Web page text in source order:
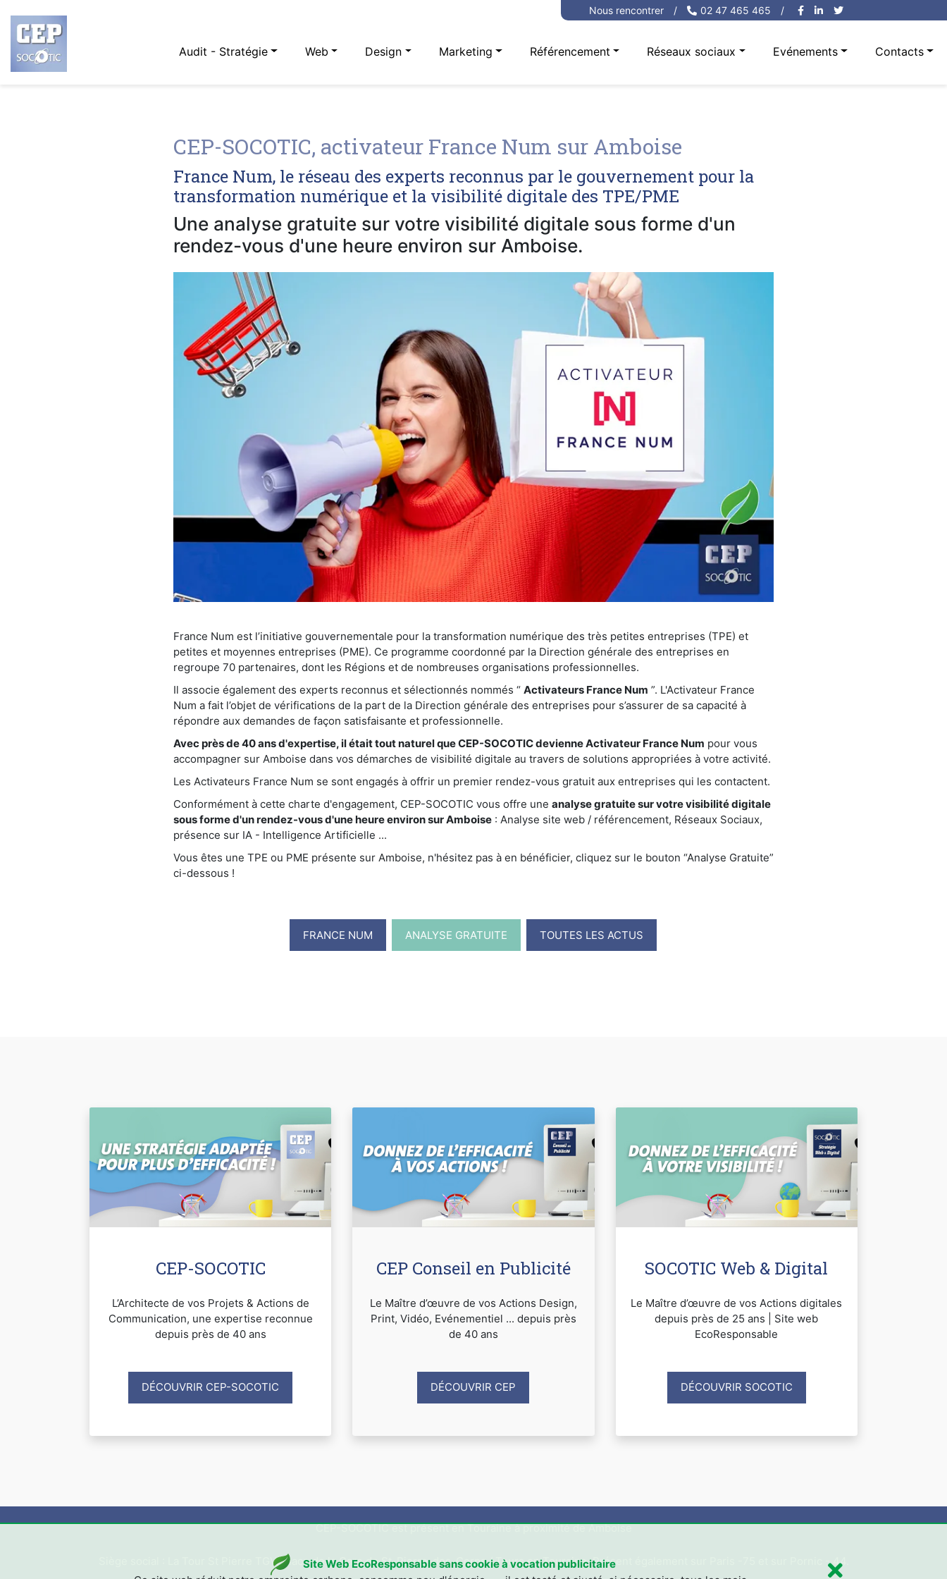
Nous rencontrer / 02 47 465 465 /
Audit - Stratégie Web Design Marketing Référencement Réseaux sociaux Evénements Contacts
CEP-SOCOTIC, activateur France Num sur Amboise
France Num, le réseau des experts reconnus par le gouvernement pour la
transformation numérique et la visibilité digitale des TPE/PME
Une analyse gratuite sur votre visibilité digitale sous forme d'un
rendez-vous d'une heure environ sur Amboise.
France Num est l’initiative gouvernementale pour la transformation numérique des très petites entreprises (TPE) et
petites et moyennes entreprises (PME). Ce programme coordonné par la Direction générale des entreprises en
regroupe 70 partenaires, dont les Régions et de nombreuses organisations professionnelles.
Il associe également des experts reconnus et sélectionnés nommés “ Activateurs France Num ”. L'Activateur France
Num a fait l’objet de vérifications de la part de la Direction générale des entreprises pour s’assurer de sa capacité à
répondre aux demandes de façon satisfaisante et professionnelle.
Avec près de 40 ans d'expertise, il était tout naturel que CEP-SOCOTIC devienne Activateur France Num pour vous
accompagner sur Amboise dans vos démarches de visibilité digitale au travers de solutions appropriées à votre activité.
Les Activateurs France Num se sont engagés à offrir un premier rendez-vous gratuit aux entreprises qui les contactent.
Conformément à cette charte d'engagement, CEP-SOCOTIC vous offre une analyse gratuite sur votre visibilité digitale
sous forme d'un rendez-vous d'une heure environ sur Amboise: Analyse site web / référencement, Réseaux Sociaux,
présence sur IA - Intelligence Artificielle ...
Vous êtes une TPE ou PME présente sur Amboise, n'hésitez pas à en bénéficier, cliquez sur le bouton “Analyse Gratuite”
ci-dessous !
FRANCE NUM ANALYSE GRATUITE TOUTES LES ACTUS
CEP-SOCOTIC
L’Architecte de vos Projets & Actions de
Communication, une expertise reconnue
depuis près de 40 ans
DÉCOUVRIR CEP-SOCOTIC
CEP Conseil en Publicité
Le Maître d’œuvre de vos Actions Design,
Print, Vidéo, Evénementiel ... depuis près
de 40 ans
DÉCOUVRIR CEP
SOCOTIC Web & Digital
Le Maître d’œuvre de vos Actions digitales
depuis près de 25 ans | Site web
EcoResponsable
DÉCOUVRIR SOCOTIC
Site Web EcoResponsable sans cookie à vocation publicitaire
CEP-SOCOTIC est présent en Touraine à proximité de Amboise
Siège social : La Tour St Pierre TGV, Place de la Gare de St-Pierre-des-Corps / Tours en Touraine. Présent également sur Paris -75 et sur Pornic - 44.